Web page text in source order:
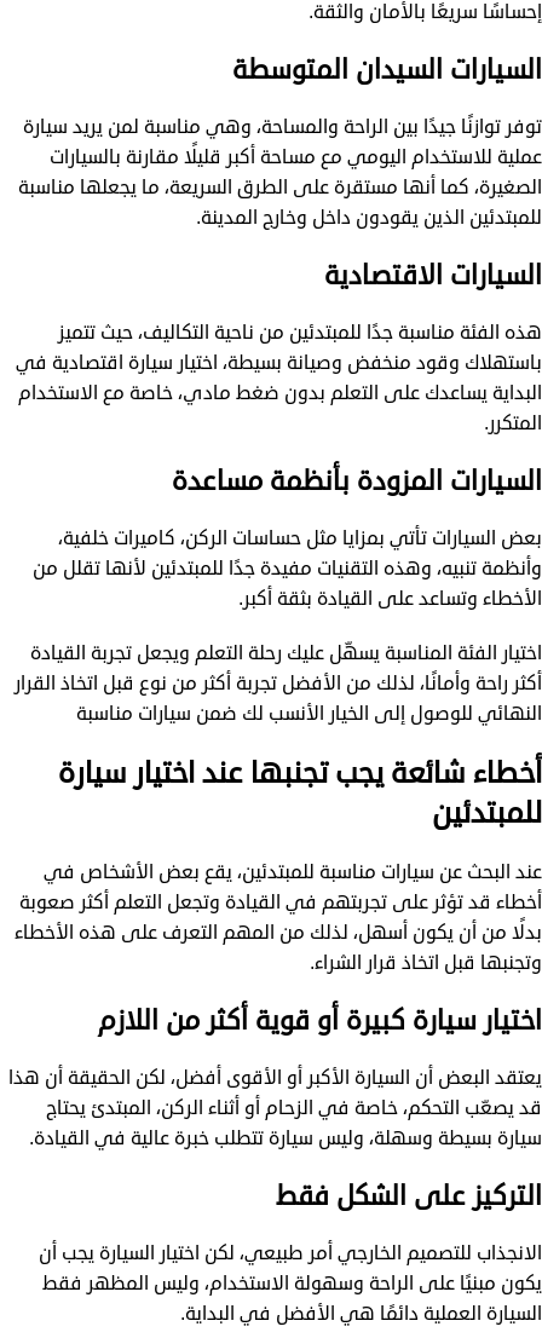
إحساسًا سريعًا بالأمان والثقة.
السيارات السيدان المتوسطة
توفر توازنًا جيدًا بين الراحة والمساحة، وهي مناسبة لمن يريد سيارة
عملية للاستخدام اليومي مع مساحة أكبر قليلًا مقارنة بالسيارات
الصغيرة، كما أنها مستقرة على الطرق السريعة، ما يجعلها مناسبة
للمبتدئين الذين يقودون داخل وخارج المدينة.
السيارات الاقتصادية
هذه الفئة مناسبة جدًا للمبتدئين من ناحية التكاليف، حيث تتميز
باستهلاك وقود منخفض وصيانة بسيطة، اختيار سيارة اقتصادية في
البداية يساعدك على التعلم بدون ضغط مادي، خاصة مع الاستخدام
المتكرر.
السيارات المزودة بأنظمة مساعدة
بعض السيارات تأتي بمزايا مثل حساسات الركن، كاميرات خلفية،
وأنظمة تنبيه، وهذه التقنيات مفيدة جدًا للمبتدئين لأنها تقلل من
الأخطاء وتساعد على القيادة بثقة أكبر.
اختيار الفئة المناسبة يسهّل عليك رحلة التعلم ويجعل تجربة القيادة
أكثر راحة وأمانًا، لذلك من الأفضل تجربة أكثر من نوع قبل اتخاذ القرار
النهائي للوصول إلى الخيار الأنسب لك ضمن سيارات مناسبة
أخطاء شائعة يجب تجنبها عند اختيار سيارة
للمبتدئين
عند البحث عن سيارات مناسبة للمبتدئين، يقع بعض الأشخاص في
أخطاء قد تؤثر على تجربتهم في القيادة وتجعل التعلم أكثر صعوبة
بدلًا من أن يكون أسهل، لذلك من المهم التعرف على هذه الأخطاء
وتجنبها قبل اتخاذ قرار الشراء.
اختيار سيارة كبيرة أو قوية أكثر من اللازم
يعتقد البعض أن السيارة الأكبر أو الأقوى أفضل، لكن الحقيقة أن هذا
قد يصعّب التحكم، خاصة في الزحام أو أثناء الركن، المبتدئ يحتاج
سيارة بسيطة وسهلة، وليس سيارة تتطلب خبرة عالية في القيادة.
التركيز على الشكل فقط
الانجذاب للتصميم الخارجي أمر طبيعي، لكن اختيار السيارة يجب أن
يكون مبنيًا على الراحة وسهولة الاستخدام، وليس المظهر فقط
السيارة العملية دائمًا هي الأفضل في البداية.